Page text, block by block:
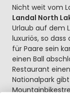
Nicht weit vom
Landal North
Urlaub auf dem
luxuriös, so
für Paare sein
einen Ball
Restaurant
Nationalpark
sollten Sie